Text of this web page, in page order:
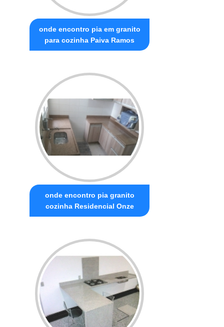
onde encontro pia em granito
para cozinha Paiva Ramos
onde encontro pia granito
cozinha Residencial Onze